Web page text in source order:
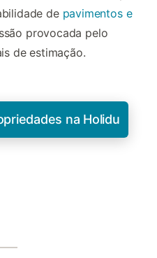
de pavimentos e
provocada pelo
de estimação.
na Holidu